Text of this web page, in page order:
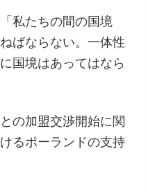
私たちの間の国境
ばならない。一体性
国境はあってはなら
の加盟交渉開始に関
るポーランドの支持